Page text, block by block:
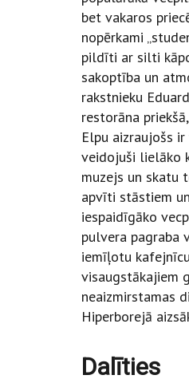
bet vakaros
nopērkami
pildīti ar silti
sakoptība un
rakstnieku
restorāna
Elpu aizraujošs
veidojuši lielāko
muzejs un skatu
apvīti stāstiem
iespaidīgāko
pulvera pagraba
iemīļotu
neaizmirstamas
Hiperborejā
Dalīties